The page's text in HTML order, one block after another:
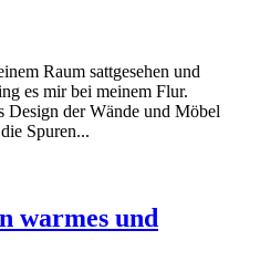
Raum sattgesehen und
es mir bei meinem Flur.
Design der Wände und Möbel
Spuren...
warmes und